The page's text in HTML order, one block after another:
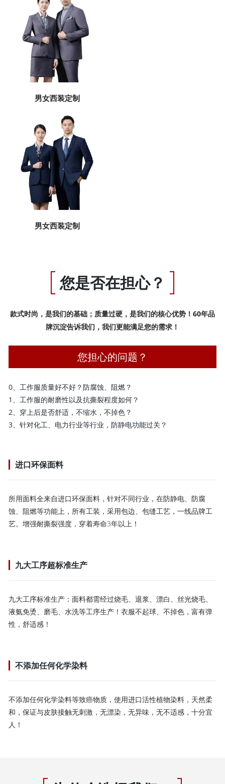
男女西装定制
男女西装定制
您是否在担心？
款式时尚，是我们的基础；质量过硬，是我们的核心优势！60年品
牌沉淀告诉我们，我们更能满足您的需求！
您担心的问题？
0、工作服质量好不好？防腐蚀、阻燃？
1、工作服的耐磨性以及抗撕裂程度如何？
2、穿上后是否舒适，不缩水，不掉色？
3、针对化工、电力行业等行业，防静电功能过关？
进口环保面料
所用面料全来自进口环保面料，针对不同行业，在防静电、防腐
蚀、阻燃等功能上，所有工装，采用包边、包缝工艺，一线品牌工
艺。增强耐撕裂强度，穿着寿命3年以上！
九大工序超标准生产
九大工序标准生产：面料都需经过烧毛、退浆、漂白、丝光烧毛、
液氨免烫、磨毛、水洗等工序生产！衣服不起球、不掉色，富有弹
性，舒适感！
不添加任何化学染料
不添加任何化学染料等致癌物质，使用进口活性植物染料，天然柔
和，保证与皮肤接触无刺激，无漂染，无异味，无不适感，十分宜
人！